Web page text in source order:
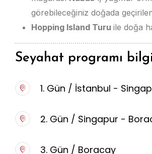
görebileceğiniz doğada
Hopping Island Turu ile doğa
Seyahat programı
1. Gün / İstanbul -
2. Gün / Singapur -
3. Gün / Boracay